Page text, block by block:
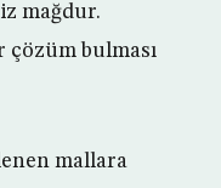
mağdur.
bulması
mallara